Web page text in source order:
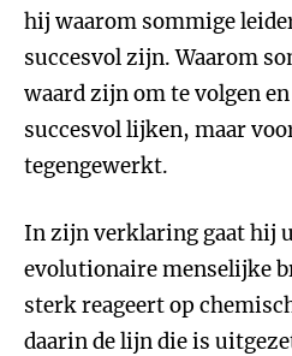
hij waarom sommige
succesvol zijn. Waarom
waard zijn om te volgen
succesvol lijken, maar
tegengewerkt.
In zijn verklaring gaat hij
evolutionaire menselijke
sterk reageert op
daarin de lijn die is